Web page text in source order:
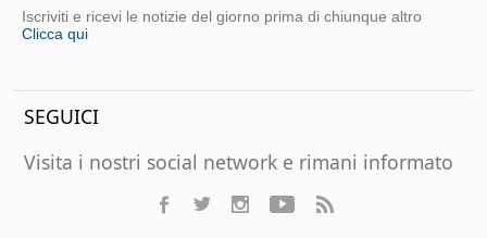
Iscriviti e ricevi le notizie del giorno prima di chiunque altro
Clicca qui
SEGUICI
Visita i nostri social network e rimani informato